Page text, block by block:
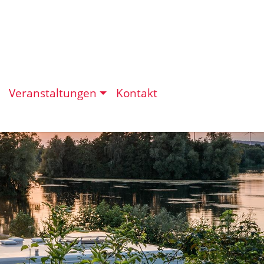
Veranstaltungen
Kontakt
in